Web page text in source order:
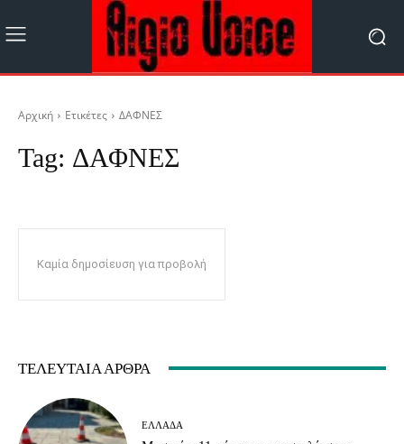
Αρχική Ετικέτες ΔΑΦΝΕΣ
Tag: ΔΑΦΝΕΣ
Καμία δημοσίευση για προβολή
ΤΕΛΕΥΤΑΊΑ ΆΡΘΡΑ
ΕΛΛΆΔΑ